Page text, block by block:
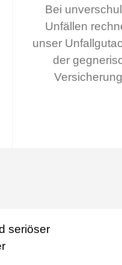
Bei
Unfällen
unser
der
seriöser